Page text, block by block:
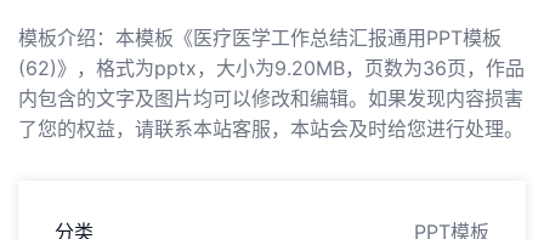
模板介绍：本模板《医疗医学工作总结汇报通用PPT模板
(62)》，格式为pptx，大小为9.20MB，页数为36页，作品
内包含的文字及图片均可以修改和编辑。如果发现内容损害
了您的权益，请联系本站客服，本站会及时给您进行处理。
分类 PPT模板